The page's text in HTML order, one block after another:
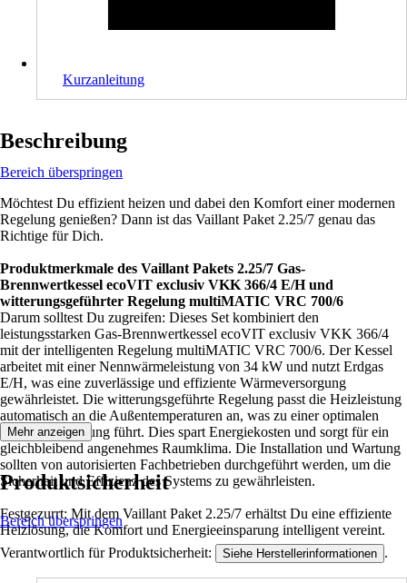
Kurzanleitung
Beschreibung
Bereich überspringen
Möchtest Du effizient heizen und dabei den Komfort einer modernen
Regelung genießen? Dann ist das Vaillant Paket 2.25/7 genau das
Richtige für Dich.
Produktmerkmale des Vaillant Pakets 2.25/7 Gas-
Brennwertkessel ecoVIT exclusiv VKK 366/4 E/H und
witterungsgeführter Regelung multiMATIC VRC 700/6
Darum solltest Du zugreifen: Dieses Set kombiniert den
leistungsstarken Gas-Brennwertkessel ecoVIT exclusiv VKK 366/4
mit der intelligenten Regelung multiMATIC VRC 700/6. Der Kessel
arbeitet mit einer Nennwärmeleistung von 34 kW und nutzt Erdgas
E/H, was eine zuverlässige und effiziente Wärmeversorgung
gewährleistet. Die witterungsgeführte Regelung passt die Heizleistung
automatisch an die Außentemperaturen an, was zu einer optimalen
Energieausnutzung führt. Dies spart Energiekosten und sorgt für ein
gleichbleibend angenehmes Raumklima. Die Installation und Wartung
sollten von autorisierten Fachbetrieben durchgeführt werden, um die
Sicherheit und Effizienz des Systems zu gewährleisten.
Festgezurrt: Mit dem Vaillant Paket 2.25/7 erhältst Du eine effiziente
Heizlösung, die Komfort und Energieeinsparung intelligent vereint.
Mehr anzeigen
Produktsicherheit
Bereich überspringen
Verantwortlich für Produktsicherheit: Siehe Herstellerinformationen .